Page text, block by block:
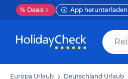
% Deals App herunterladen
Europa Urlaub Deutschland Urlaub